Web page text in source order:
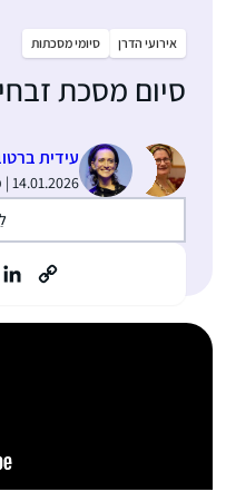
אירועי הדרן סיומי מסכתות
סיום מסכת
עידית
14.01.2026 | כ״ה בטבת תשפ״ו